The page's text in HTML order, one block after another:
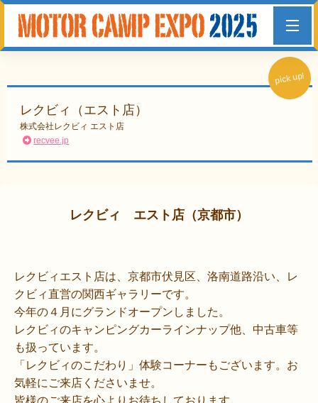
pick up!
レクビィ（エスト店）
株式会社レクビィ エスト店
recvee.jp
レクビィ エスト店（京都市）
レクビィエスト店は、京都市伏見区、洛南道路沿い、レ
クビィ直営の関西ギャラリーです。
今年の４月にグランドオープンしました。
レクビィのキャンピングカーラインナップ他、中古車等
も扱っています。
「レクビィのこだわり」体験コーナーもございます。お
気軽にご来店くださいませ。
皆様のご来店を心よりお待ちしております。